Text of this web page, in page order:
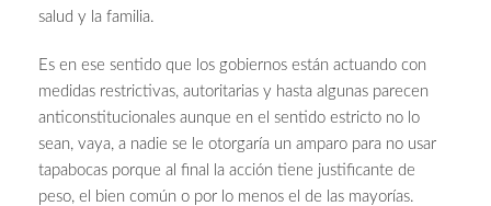
salud y la familia.
Es en ese sentido que los gobiernos están actuando con
medidas restrictivas, autoritarias y hasta algunas parecen
anticonstitucionales aunque en el sentido estricto no lo
sean, vaya, a nadie se le otorgaría un amparo para no usar
tapabocas porque al final la acción tiene justificante de
peso, el bien común o por lo menos el de las mayorías.